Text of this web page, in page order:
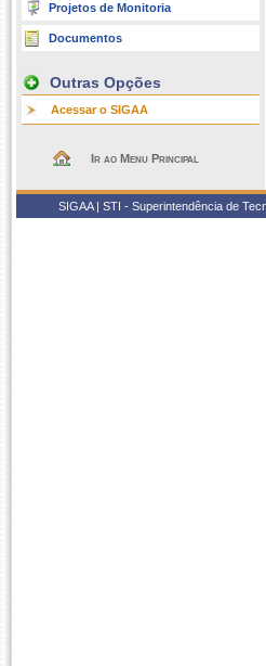
Projetos de Monitoria
Documentos
Outras Opções
Acessar o SIGAA
Ir ao Menu Principal
SIGAA | STI - Superintendência de